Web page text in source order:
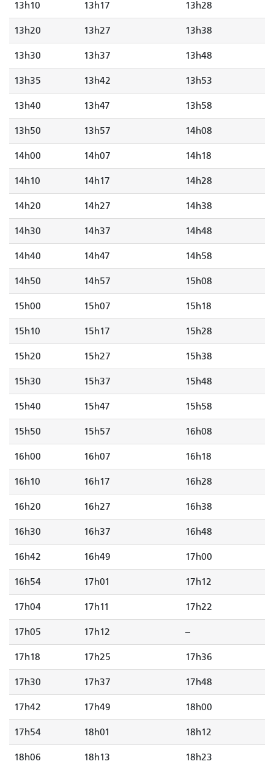
13h10 13h17 13h28
13h20 13h27 13h38
13h30 13h37 13h48
13h35 13h42 13h53
13h40 13h47 13h58
13h50 13h57 14h08
14h00 14h07 14h18
14h10 14h17 14h28
14h20 14h27 14h38
14h30 14h37 14h48
14h40 14h47 14h58
14h50 14h57 15h08
15h00 15h07 15h18
15h10 15h17 15h28
15h20 15h27 15h38
15h30 15h37 15h48
15h40 15h47 15h58
15h50 15h57 16h08
16h00 16h07 16h18
16h10 16h17 16h28
16h20 16h27 16h38
16h30 16h37 16h48
16h42 16h49 17h00
16h54 17h01 17h12
17h04 17h11 17h22
17h05 17h12 --
17h18 17h25 17h36
17h30 17h37 17h48
17h42 17h49 18h00
17h54 18h01 18h12
18h06 18h13 18h23